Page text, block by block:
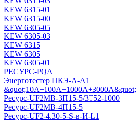
KEW 6315-01
KEW 6315-00
KEW 6305-05
KEW 6305-03
KEW 6315
KEW 6305
KEW 6305-01
РЕСУРС-PQA
Энерготестер ПКЭ-А-А1
&quot;10А+100А+1000А+З000А&quot;
Ресурс-UF2МВ-3П15-5/3Т52-1000
Ресурс-UF2МВ-4П15-5
Ресурс-UF2-4.30-5-S-в-И-L1